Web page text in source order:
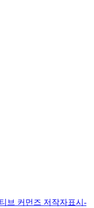
브 커먼즈 저작자표시-